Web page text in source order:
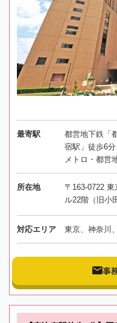
最寄駅
都営地下鉄「
宿駅」徒歩6
メトロ・都営
所在地
〒163-0722
ル22階（旧小
対応エリア 東京、神奈川
事